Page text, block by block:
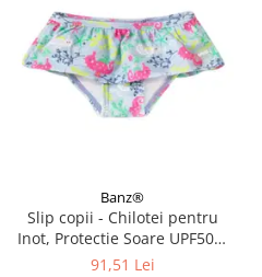
Banz®
Slip copii - Chilotei pentru
Inot, Protectie Soare UPF50+,
Sea Horse, Diverse marimi
91,51 Lei